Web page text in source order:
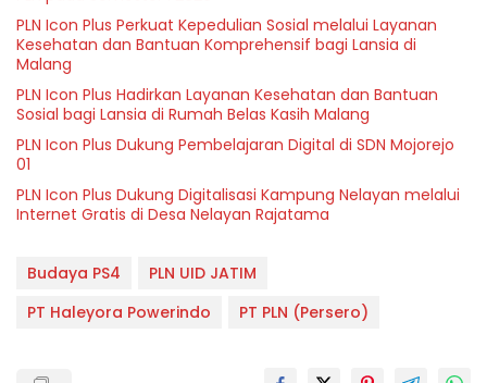
PLN Icon Plus Perkuat Kepedulian Sosial melalui Layanan
Kesehatan dan Bantuan Komprehensif bagi Lansia di
Malang
PLN Icon Plus Hadirkan Layanan Kesehatan dan Bantuan
Sosial bagi Lansia di Rumah Belas Kasih Malang
PLN Icon Plus Dukung Pembelajaran Digital di SDN Mojorejo
01
PLN Icon Plus Dukung Digitalisasi Kampung Nelayan melalui
Internet Gratis di Desa Nelayan Rajatama
Budaya PS4
PLN UID JATIM
PT Haleyora Powerindo
PT PLN (Persero)